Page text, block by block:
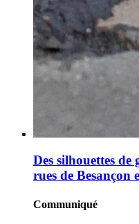
Des silhouettes de
rues de Besançon
Communiqué